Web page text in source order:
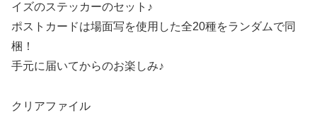
イズのステッカーのセット♪
ポストカードは場面写を使用した全20種をランダムで同
梱！
手元に届いてからのお楽しみ♪
クリアファイル